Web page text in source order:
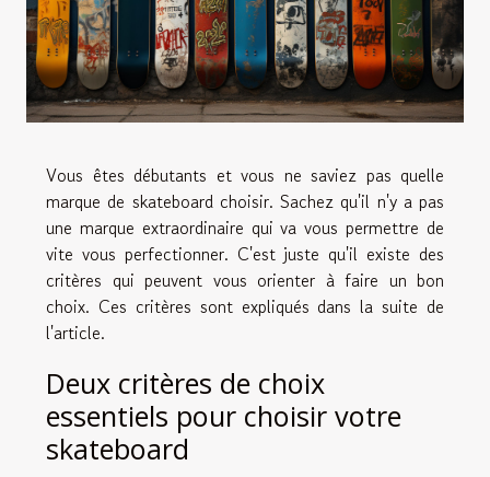
Vous êtes débutants et vous ne saviez pas quelle
marque de skateboard choisir. Sachez qu'il n'y a pas
une marque extraordinaire qui va vous permettre de
vite vous perfectionner. C'est juste qu'il existe des
critères qui peuvent vous orienter à faire un bon
choix. Ces critères sont expliqués dans la suite de
l'article.
Deux critères de choix
essentiels pour choisir votre
skateboard